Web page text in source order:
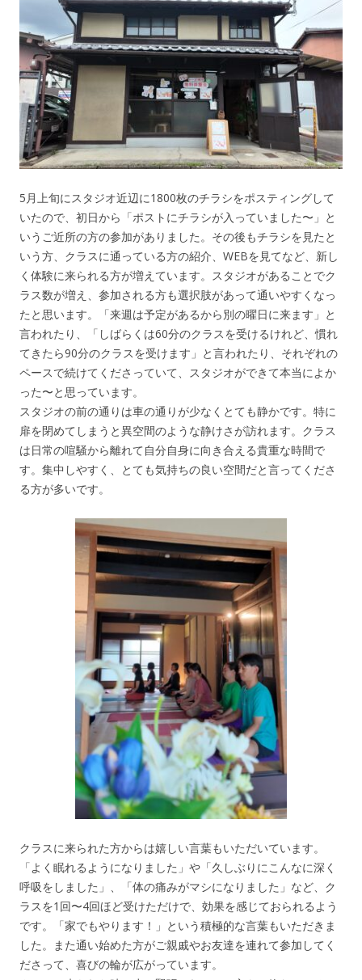
5月上旬にスタジオ近辺に1800枚のチラシをポスティングして
いたので、初日から「ポストにチラシが入っていました〜」と
いうご近所の方の参加がありました。その後もチラシを見たと
いう方、クラスに通っている方の紹介、WEBを見てなど、新し
く体験に来られる方が増えています。スタジオがあることでク
ラス数が増え、参加される方も選択肢があって通いやすくなっ
たと思います。「来週は予定があるから別の曜日に来ます」と
言われたり、「しばらくは60分のクラスを受けるけれど、慣れ
てきたら90分のクラスを受けます」と言われたり、それぞれの
ペースで続けてくださっていて、スタジオができて本当によか
った〜と思っています。
スタジオの前の通りは車の通りが少なくとても静かです。特に
扉を閉めてしまうと異空間のような静けさが訪れます。クラス
は日常の喧騒から離れて自分自身に向き合える貴重な時間で
す。集中しやすく、とても気持ちの良い空間だと言ってくださ
る方が多いです。
クラスに来られた方からは嬉しい言葉もいただいています。
「よく眠れるようになりました」や「久しぶりにこんなに深く
呼吸をしました」、「体の痛みがマシになりました」など、ク
ラスを1回〜4回ほど受けただけで、効果を感じておられるよう
です。「家でもやります！」という積極的な言葉もいただきま
した。また通い始めた方がご親戚やお友達を連れて参加してく
ださって、喜びの輪が広がっています。